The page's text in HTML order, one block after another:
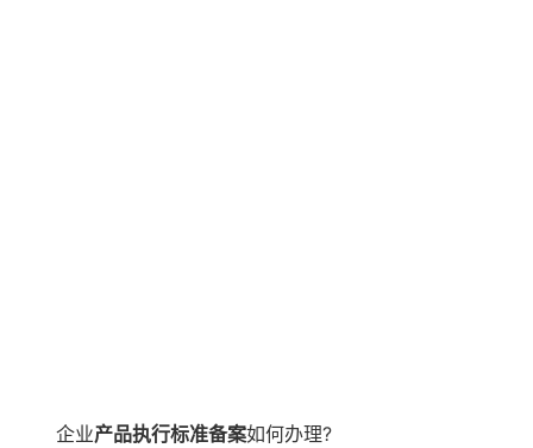
企业产品执行标准备案如何办理?